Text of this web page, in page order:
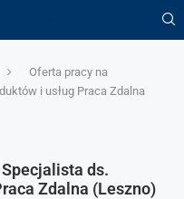
Oferta pracy na
i usług Praca Zdalna
ds.
Zdalna (Leszno)